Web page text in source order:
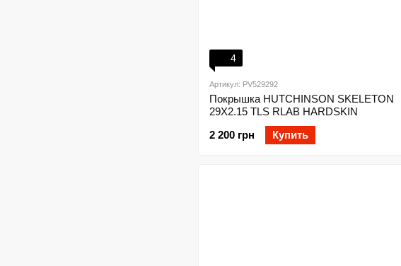
4
Артикул: PV529292
Покрышка HUTCHINSON SKELETON
29X2.15 TLS RLAB HARDSKIN
2 200 грн
Купить